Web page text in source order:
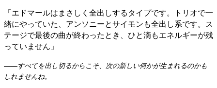
「エドマールはまさしく全出しするタイプです。トリオで一
緒にやっていた、アンソニーとサイモンも全出し系です。ス
テージで最後の曲が終わったとき、ひと滴もエネルギーが残
っていません」
――すべてを出し切るからこそ、次の新しい何かが生まれるのかも
しれませんね。